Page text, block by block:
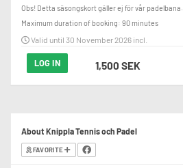
Obs! Detta säsongskort gäller ej för vår padelbana.
Maximum duration of booking: 90 minutes
Valid until 30 November 2026 incl.
LOG IN 1,500 SEK
About Knippla Tennis och Padel
FAVORITE